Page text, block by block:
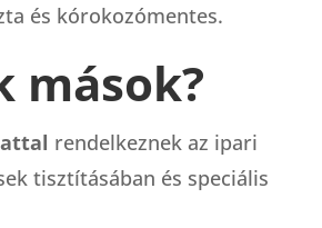
és kórokozómentes.
mások?
rendelkeznek az ipari
tisztításában és speciális